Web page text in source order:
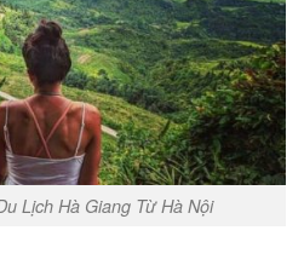
Lịch Hà Giang Từ Hà Nội